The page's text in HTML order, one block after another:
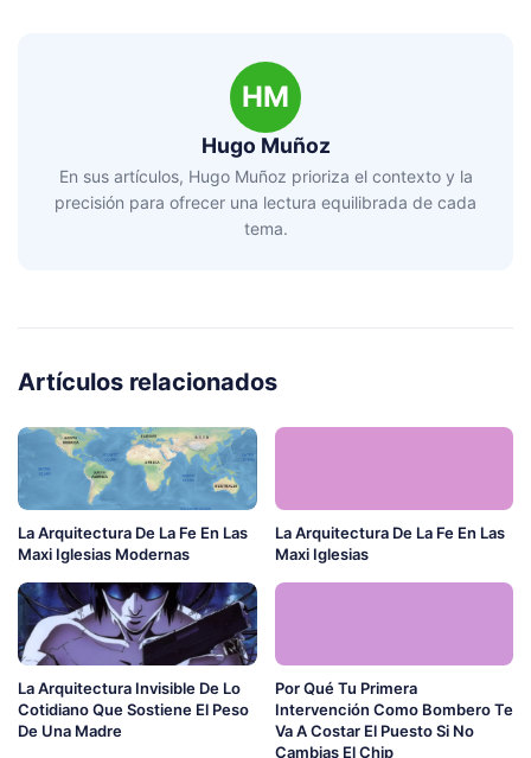
HM
Hugo Muñoz
En sus artículos, Hugo Muñoz prioriza el contexto y la
precisión para ofrecer una lectura equilibrada de cada
tema.
Artículos relacionados
La Arquitectura De La Fe En Las
Maxi Iglesias Modernas
La Arquitectura De La Fe En Las
Maxi Iglesias
La Arquitectura Invisible De Lo
Cotidiano Que Sostiene El Peso
De Una Madre
Por Qué Tu Primera
Intervención Como Bombero Te
Va A Costar El Puesto Si No
Cambias El Chip